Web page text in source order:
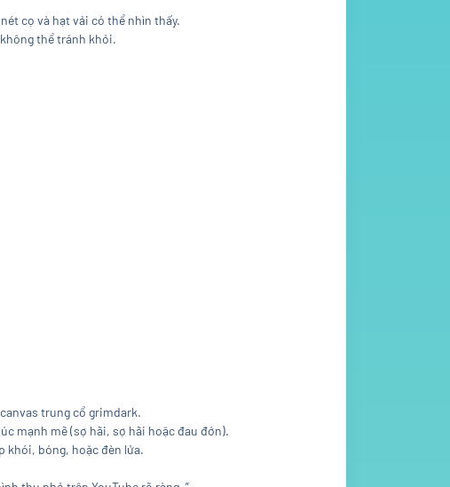
cọ và hạt vải có thể nhìn thấy.
thể tránh khỏi.
trung cổ grimdark.
mạnh mẽ (sợ hãi, sợ hãi hoặc đau đớn).
khói, bóng, hoặc đèn lửa.